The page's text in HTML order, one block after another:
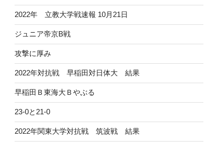
2022年 立教大学戦速報 10月21日
ジュニア帝京B戦
攻撃に厚み
2022年対抗戦 早稲田対日体大 結果
早稲田Ｂ東海大Ｂやぶる
23-0と21-0
2022年関東大学対抗戦 筑波戦 結果